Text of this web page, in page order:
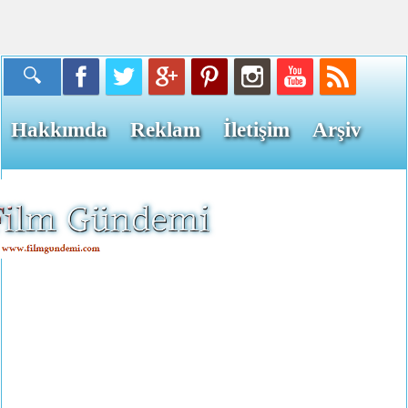
Hakkımda Reklam İletişim Arşiv